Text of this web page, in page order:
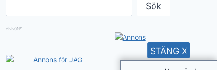
Sök
ANNONS
STÄNG X